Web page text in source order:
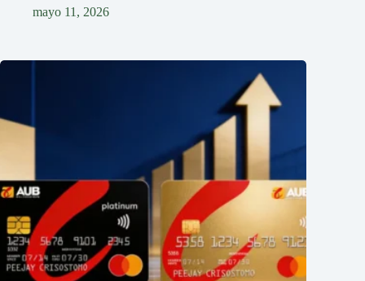
mayo 11, 2026